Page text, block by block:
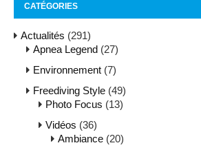
CATÉGORIES
Actualités (291)
Apnea Legend (27)
Environnement (7)
Freediving Style (49)
Photo Focus (13)
Vidéos (36)
Ambiance (20)